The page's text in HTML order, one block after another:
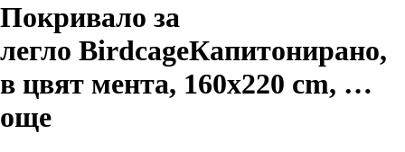
Покривало за
легло BirdcageКапитонирано,
в цвят мента, 160x220 cm, …
още